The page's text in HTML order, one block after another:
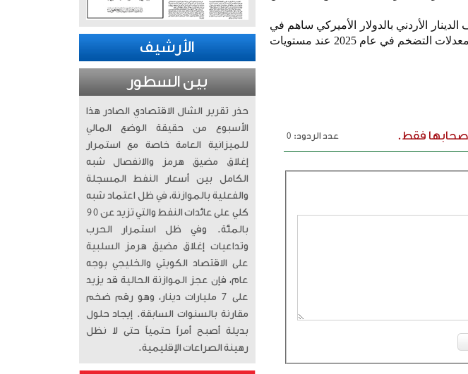
الأردني بالدولار الأميركي ساهم في
استقرار الأسعار واحتواء معدلات التضخم، حيث تتوقع الوكالة أن تبقى معدلات التضخم في عام 2025 عند مستويات
فقط.
عدد الردود: 0
الأرشيف
بين السطور
حذر تقرير الشال الاقتصادي الصادر هذا
الأسبوع من حقيقة الوضع المالي
للميزانية العامة خاصة مع استمرار
إغلاق مضيق هرمز والانفصال شبه
الكامل بين أسعار النفط المسجلة
والفعلية بالموازنة، في ظل اعتماد شبه
كلي على عائدات النفط والتي تزيد عن 90
بالمئة. وفي ظل استمرار الحرب
وتداعيات إغلاق مضيق هرمز السلبية
على الاقتصاد الكويتي والخليجي بوجه
عام، فإن عجز الموازنة الحالية قد يزيد
على 7 مليارات دينار، وهو رقم ضخم
مقارنة بالسنوات السابقة. إيجاد حلول
بديلة أصبح أمراً حتمياً حتى لا نظل
رهينة الصراعات الإقليمية.